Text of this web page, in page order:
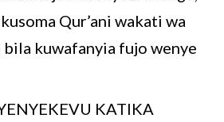
Qur’ani wakati wa
bila kuwafanyia fujo wenye
KATIKA